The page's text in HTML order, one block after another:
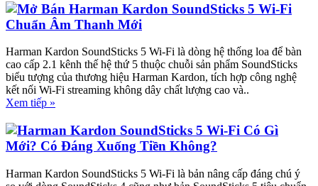
Mở Bán Harman Kardon SoundSticks 5 Wi-Fi
Chuẩn Âm Thanh Mới
Harman Kardon SoundSticks 5 Wi-Fi là dòng hệ thống loa để bàn
cao cấp 2.1 kênh thế hệ thứ 5 thuộc chuỗi sản phẩm SoundSticks
biểu tượng của thương hiệu Harman Kardon, tích hợp công nghệ
kết nối Wi-Fi streaming không dây chất lượng cao và..
Xem tiếp »
Harman Kardon SoundSticks 5 Wi-Fi Có Gì
Mới? Có Đáng Xuống Tiền Không?
Harman Kardon SoundSticks 5 Wi-Fi là bản nâng cấp đáng chú ý